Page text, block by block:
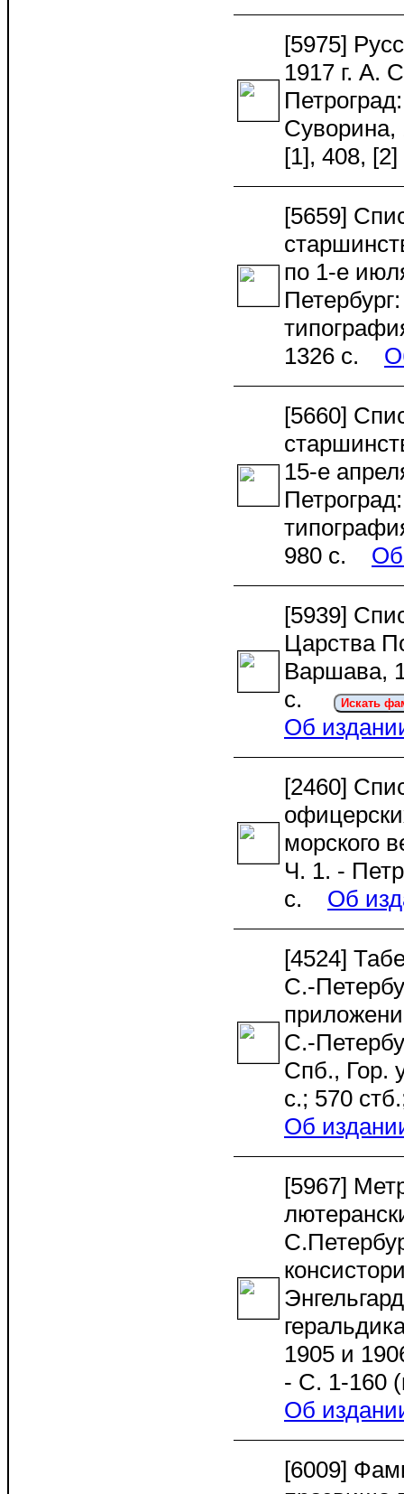
[5975]
1917 г. А.
Суворина,
[1], 408,
[5659]
по 1-е
1326 с.
[5660]
15-е
980 с.
[5939]
Царства
Варшава,
c.
Искать
Об
[2460]
морского
Ч. 1. -
с. Об
[4524]
С.-
С.-
Спб., Гор.
с.; 570
Об
[5967]
1905 и
- C. 1-
Об
[6009]